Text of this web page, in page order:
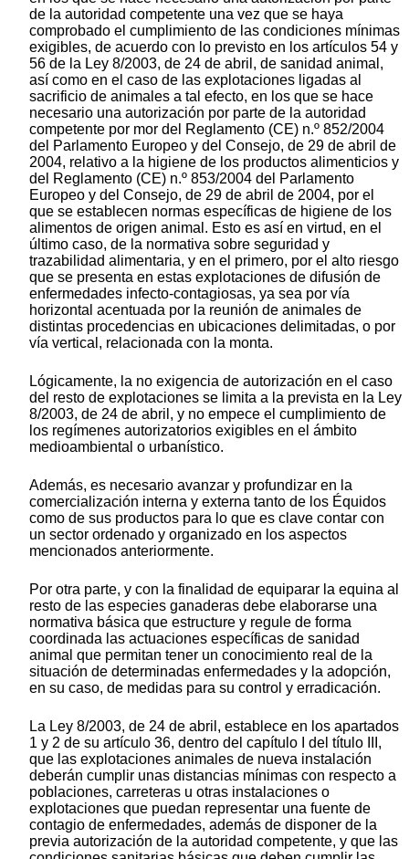
de la autoridad competente una vez que se haya
comprobado el cumplimiento de las condiciones mínimas
exigibles, de acuerdo con lo previsto en los artículos 54 y
56 de la Ley 8/2003, de 24 de abril, de sanidad animal,
así como en el caso de las explotaciones ligadas al
sacrificio de animales a tal efecto, en los que se hace
necesario una autorización por parte de la autoridad
competente por mor del Reglamento (CE) n.º 852/2004
del Parlamento Europeo y del Consejo, de 29 de abril de
2004, relativo a la higiene de los productos alimenticios y
del Reglamento (CE) n.º 853/2004 del Parlamento
Europeo y del Consejo, de 29 de abril de 2004, por el
que se establecen normas específicas de higiene de los
alimentos de origen animal. Esto es así en virtud, en el
último caso, de la normativa sobre seguridad y
trazabilidad alimentaria, y en el primero, por el alto riesgo
que se presenta en estas explotaciones de difusión de
enfermedades infecto-contagiosas, ya sea por vía
horizontal acentuada por la reunión de animales de
distintas procedencias en ubicaciones delimitadas, o por
vía vertical, relacionada con la monta.
Lógicamente, la no exigencia de autorización en el caso
del resto de explotaciones se limita a la prevista en la Ley
8/2003, de 24 de abril, y no empece el cumplimiento de
los regímenes autorizatorios exigibles en el ámbito
medioambiental o urbanístico.
Además, es necesario avanzar y profundizar en la
comercialización interna y externa tanto de los Équidos
como de sus productos para lo que es clave contar con
un sector ordenado y organizado en los aspectos
mencionados anteriormente.
Por otra parte, y con la finalidad de equiparar la equina al
resto de las especies ganaderas debe elaborarse una
normativa básica que estructure y regule de forma
coordinada las actuaciones específicas de sanidad
animal que permitan tener un conocimiento real de la
situación de determinadas enfermedades y la adopción,
en su caso, de medidas para su control y erradicación.
La Ley 8/2003, de 24 de abril, establece en los apartados
1 y 2 de su artículo 36, dentro del capítulo I del título III,
que las explotaciones animales de nueva instalación
deberán cumplir unas distancias mínimas con respecto a
poblaciones, carreteras u otras instalaciones o
explotaciones que puedan representar una fuente de
contagio de enfermedades, además de disponer de la
previa autorización de la autoridad competente, y que las